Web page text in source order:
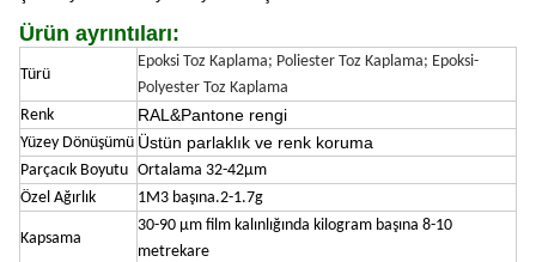
Ürün ayrıntıları:
Türü
Epoksi Toz Kaplama; Poliester Toz Kaplama; Epoksi-
Polyester Toz Kaplama
Renk
RAL&Pantone rengi
Yüzey Dönüşümü Üstün parlaklık ve renk koruma
Parçacık Boyutu Ortalama 32-42μm
Özel Ağırlık
1M3 başına.2-1.7g
Kapsama
30-90 μm film kalınlığında kilogram başına 8-10
metrekare